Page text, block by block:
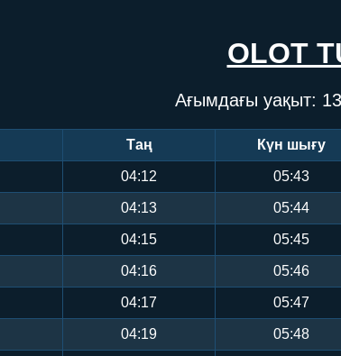
OLOT
Ағымдағы уақыт:
Таң Күн шығу
04:12 05:43
04:13 05:44
04:15 05:45
04:16 05:46
04:17 05:47
04:19 05:48